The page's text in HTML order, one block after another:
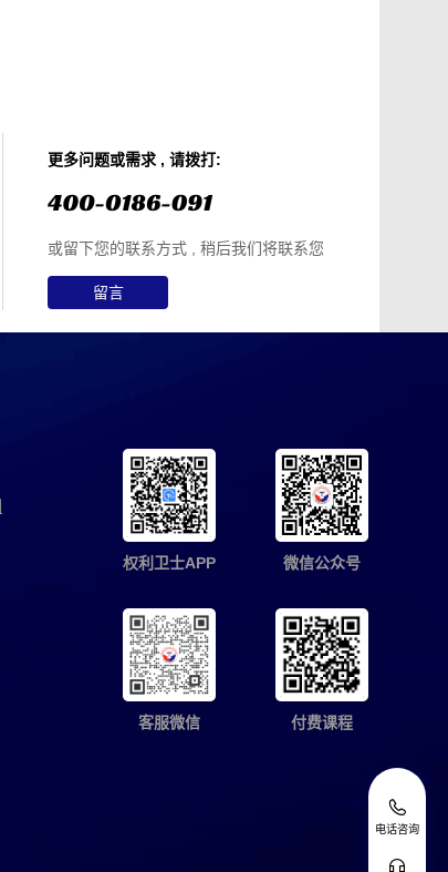
更多问题或需求 , 请拨打:
或留下您的联系方式 , 稍后我们将联系您
留言
权利卫士APP 微信公众号
客服微信 付费课程
电话咨询